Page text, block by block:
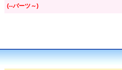
(--バーツ～)